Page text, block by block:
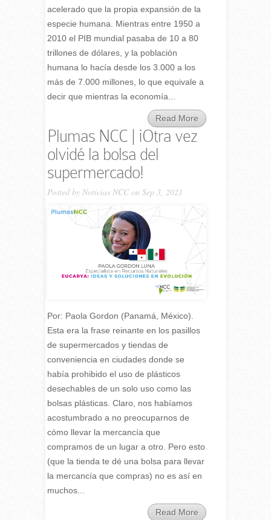
acelerado que la propia expansión de la
especie humana. Mientras entre 1950 a
2010 el PIB mundial pasaba de 10 a 80
trillones de dólares, y la población
humana lo hacía desde los 3.000 a los
más de 7.000 millones, lo que equivale a
decir que mientras la economía...
Read More
Plumas NCC | ¡Otra vez
olvidé la bolsa del
supermercado!
Posted by Noticias NCCon Sep 3, 2021
Por: Paola Gordon (Panamá, México).
Esta era la frase reinante en los pasillos
de supermercados y tiendas de
conveniencia en ciudades donde se
había prohibido el uso de plásticos
desechables de un solo uso como las
bolsas plásticas. Claro, nos habíamos
acostumbrado a no preocuparnos de
cómo llevar la mercancía que
compramos de un lugar a otro. Pero esto
(que la tienda te dé una bolsa para llevar
la mercancía que compras) no es así en
muchos...
Read More